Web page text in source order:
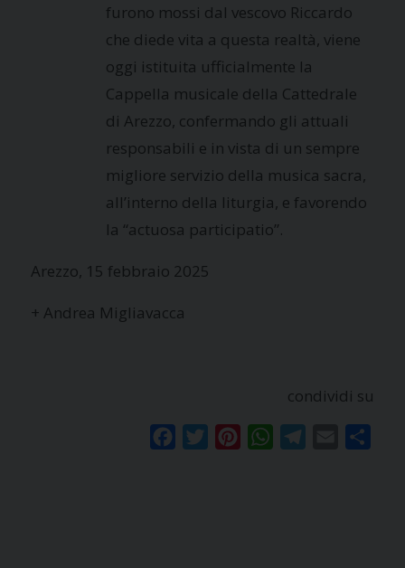
furono mossi dal vescovo Riccardo
che diede vita a questa realtà, viene
oggi istituita ufficialmente la
Cappella musicale della Cattedrale
di Arezzo, confermando gli attuali
responsabili e in vista di un sempre
migliore servizio della musica sacra,
all’interno della liturgia, e favorendo
la “actuosa participatio”.
Arezzo, 15 febbraio 2025
+ Andrea Migliavacca
condividi su
FacebookTwitterPinterestWhatsAppTelegram
Email